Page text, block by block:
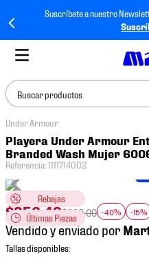
Suscríbete a nuestro
Buscar productos
Under Armour
Playera Under Armour
Branded Wash Mujer
Referencia:1111714002
Rebajas
Últimas Piezas
$356.49$699.00 -40% -15%
Vendido y enviado por
TÉRMINOS MÁS
BUSCADOS
1.
tenis mujer
2.
tenis hombre
3.
tenis
4
tenis futbol